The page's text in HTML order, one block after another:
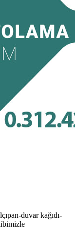
duvar kağıdı-